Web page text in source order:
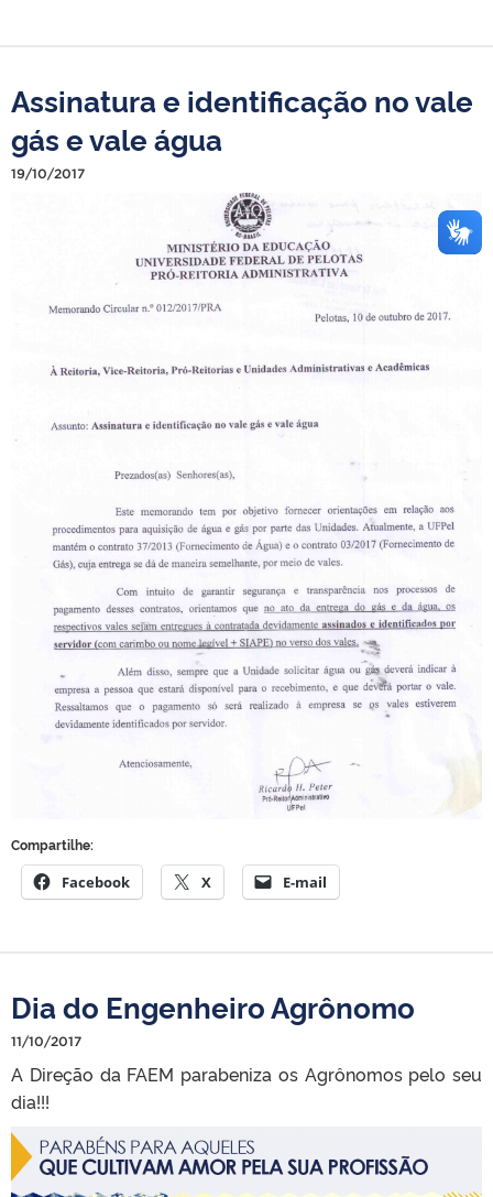
Assinatura e identificação no vale
gás e vale água
19/10/2017
Compartilhe:
Facebook X E-mail
Dia do Engenheiro Agrônomo
11/10/2017
A Direção da FAEM parabeniza os Agrônomos pelo seu
dia!!!